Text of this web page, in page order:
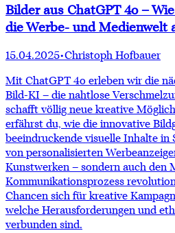
Bilder aus ChatGPT 4o –
die Werbe- und Medienwelt
15.04.2025•Christoph Hofbauer
Mit ChatGPT 4o erleben wir die
Bild-KI – die nahtlose
schafft völlig neue kreative
erfährst du, wie die innovative
beeindruckende visuelle Inhalte in
von personalisierten
Kunstwerken – sondern auch den
Kommunikationsprozess
Chancen sich für kreative
welche Herausforderungen und
verbunden sind.